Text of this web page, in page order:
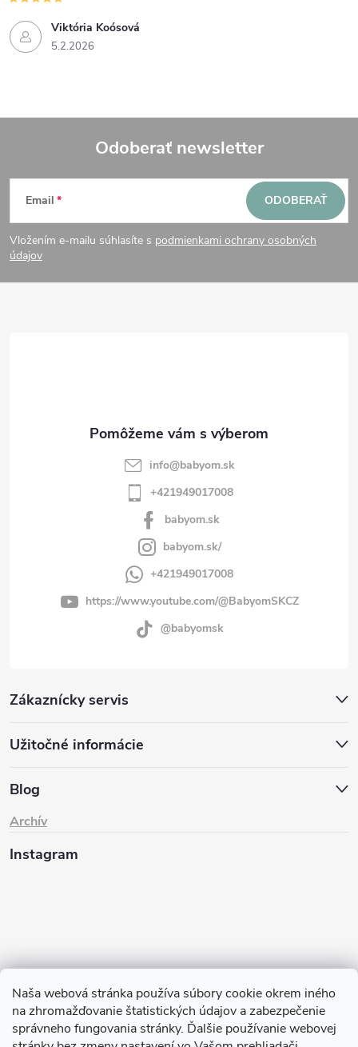
Naša webová stránka používa súbory cookie okrem iného
na zhromažďovanie štatistických údajov a zabezpečenie
správneho fungovania stránky. Ďalšie používanie webovej
Viktória Koósová
5.2.2026
Z
á
p
Odoberať newsletter
Email
Vložením e-mailu súhlasíte s podmienkami ochrany osobných
údajov
ODOBERAŤ
Zákaznícky servis
Užitočné informácie
Blog
Archív
info@babyom.sk
+421949017008
babyom.sk
babyom.sk/
+421949017008
https://www.youtube.com/@BabyomSKCZ
@babyomsk
Instagram
Sledovať na Instagrame